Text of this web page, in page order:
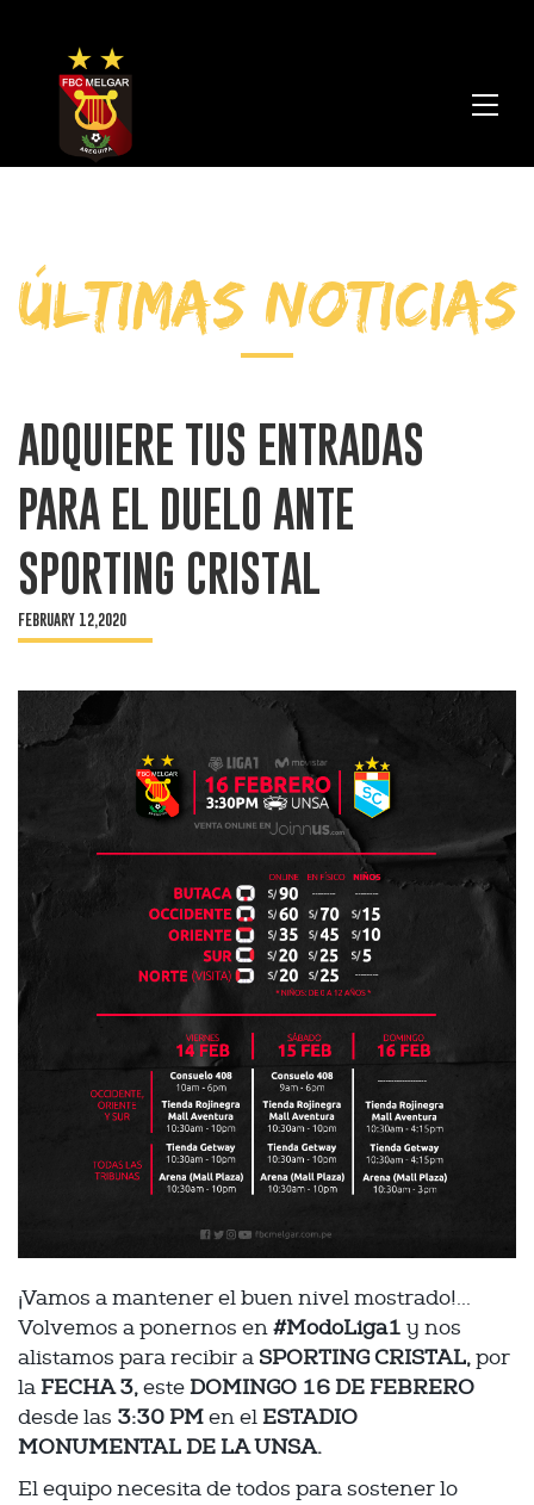
FBC
ÚLTIMAS NOTICIAS
ADQUIERE TUS ENTRADAS
PARA EL DUELO ANTE
SPORTING CRISTAL
FEBRUARY 12,2020
¡Vamos a mantener el buen nivel mostrado!...
Volvemos a ponernos en#ModoLiga1 y nos
alistamos para recibir a SPORTING CRISTAL,por
la FECHA 3,esteDOMINGO 16 DE FEBRERO
desde las 3:30 PMen elESTADIO
MONUMENTAL DE LA UNSA.
El equipo necesita de todos para sostener lo